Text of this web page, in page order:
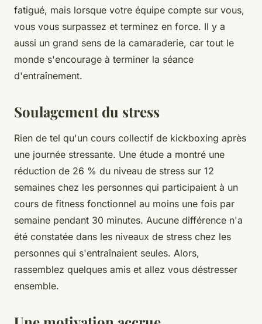
fatigué, mais lorsque votre équipe compte sur vous,
vous vous surpassez et terminez en force. Il y a
aussi un grand sens de la camaraderie, car tout le
monde s'encourage à terminer la séance
d'entraînement.
Soulagement du stress
Rien de tel qu'un cours collectif de kickboxing après
une journée stressante. Une étude a montré une
réduction de 26 % du niveau de stress sur 12
semaines chez les personnes qui participaient à un
cours de fitness fonctionnel au moins une fois par
semaine pendant 30 minutes. Aucune différence n'a
été constatée dans les niveaux de stress chez les
personnes qui s'entraînaient seules. Alors,
rassemblez quelques amis et allez vous déstresser
ensemble.